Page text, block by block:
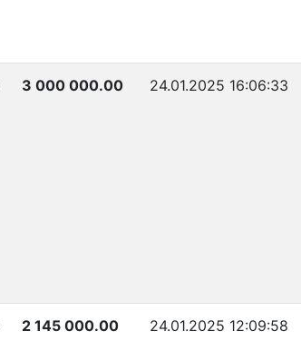
3 000 000.00 24.01.2025 16:06:33
2 145 000.00 24.01.2025 12:09:58